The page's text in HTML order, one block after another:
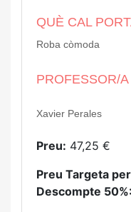
QUÈ CAL
Roba còmoda
PROFESSOR/A
Xavier Perales
Preu: 47,25 €
Preu Targeta
Descompte 50%: